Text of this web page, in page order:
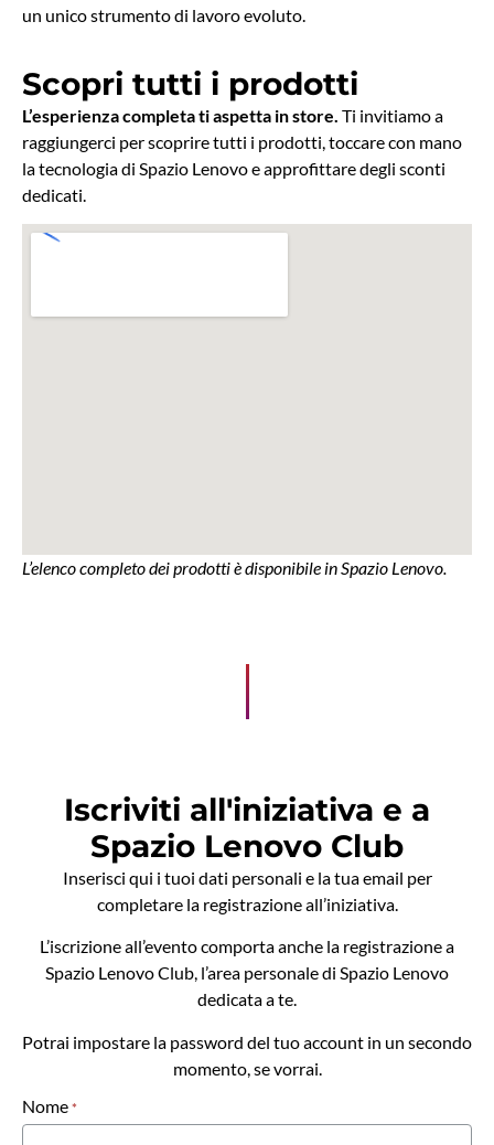
un unico strumento di lavoro evoluto.
Scopri tutti i prodotti
L’esperienza completa ti aspetta in store. Ti invitiamo a
raggiungerci per scoprire tutti i prodotti, toccare con mano
la tecnologia di Spazio Lenovo e approfittare degli sconti
dedicati.
L’elenco completo dei prodotti è disponibile in Spazio Lenovo.
Iscriviti all'iniziativa e a
Spazio Lenovo Club
Inserisci qui i tuoi dati personali e la tua email per
completare la registrazione all’iniziativa.
L’iscrizione all’evento comporta anche la registrazione a
Spazio Lenovo Club, l’area personale di Spazio Lenovo
dedicata a te.
Potrai impostare la password del tuo account in un secondo
momento, se vorrai.
Promo
Nome *